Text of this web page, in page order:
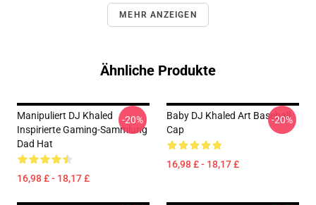
MEHR ANZEIGEN
Ähnliche Produkte
Manipuliert DJ Khaled
Inspirierte Gaming-Sammlung
Dad Hat
16,98 £ - 18,17 £
-20%
Baby DJ Khaled Art Baseball
Cap
16,98 £ - 18,17 £
-20%